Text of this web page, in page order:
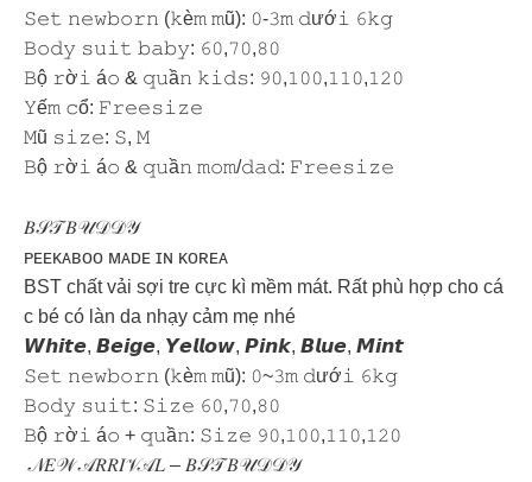
𝚂𝚎𝚝 𝚗𝚎𝚠𝚋𝚘𝚛𝚗 (𝚔è𝚖 𝚖ũ): 𝟶-𝟹𝚖 𝚍ướ𝚒 𝟼𝚔𝚐
𝙱𝚘𝚍𝚢 𝚜𝚞𝚒𝚝 𝚋𝚊𝚋𝚢: 𝟼𝟶,𝟽𝟶,𝟾𝟶
𝙱ộ 𝚛ờ𝚒 á𝚘 & 𝚚𝚞ầ𝚗 𝚔𝚒𝚍𝚜: 𝟿𝟶,𝟷𝟶𝟶,𝟷𝟷𝟶,𝟷𝟸𝟶
𝚈ế𝚖 𝚌ổ: 𝙵𝚛𝚎𝚎𝚜𝚒𝚣𝚎
𝙼ũ 𝚜𝚒𝚣𝚎: 𝚂, 𝙼
𝙱ộ 𝚛ờ𝚒 á𝚘 & 𝚚𝚞ầ𝚗 𝚖𝚘𝚖/𝚍𝚊𝚍: 𝙵𝚛𝚎𝚎𝚜𝚒𝚣𝚎
𝐵𝒮𝒯 𝐵𝒰𝒟𝒟𝒴
ᴘᴇᴇᴋᴀʙᴏᴏ ᴍᴀᴅᴇ ɪɴ ᴋᴏʀᴇᴀ
BST chất vải sợi tre cực kì mềm mát. Rất phù hợp cho cá
c bé có làn da nhạy cảm mẹ nhé
𝙒𝙝𝙞𝙩𝙚, 𝘽𝙚𝙞𝙜𝙚, 𝙔𝙚𝙡𝙡𝙤𝙬, 𝙋𝙞𝙣𝙠, 𝘽𝙡𝙪𝙚, 𝙈𝙞𝙣𝙩
𝚂𝚎𝚝 𝚗𝚎𝚠𝚋𝚘𝚛𝚗 (𝚔è𝚖 𝚖ũ): 𝟶~𝟹𝚖 𝚍ướ𝚒 𝟼𝚔𝚐
𝙱𝚘𝚍𝚢 𝚜𝚞𝚒𝚝: 𝚂𝚒𝚣𝚎 𝟼𝟶,𝟽𝟶,𝟾𝟶
𝙱ộ 𝚛ờ𝚒 á𝚘 + 𝚚𝚞ầ𝚗: 𝚂𝚒𝚣𝚎 𝟿𝟶,𝟷𝟶𝟶,𝟷𝟷𝟶,𝟷𝟸𝟶
𝒩𝐸𝒲 𝒜𝑅𝑅𝐼𝒱𝒜𝐿 – 𝐵𝒮𝒯 𝐵𝒰𝒟𝒟𝒴